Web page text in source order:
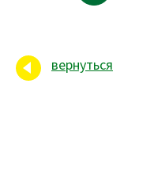
вернуться